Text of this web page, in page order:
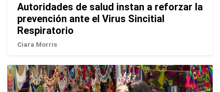
Autoridades de salud instan a reforzar la
prevención ante el Virus Sincitial
Respiratorio
Ciara Morris